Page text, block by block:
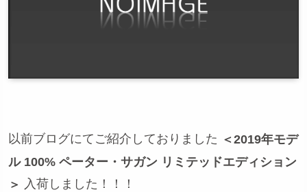
以前ブログにてご紹介しておりました ＜2019年モデ
ル 100% ペーター・サガン リミテッドエディション
＞ 入荷しました！！！